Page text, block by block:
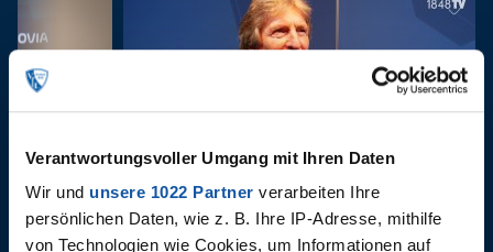
Verantwortungsvoller Umgang mit Ihren Daten
Wir und unsere 1022 Partner verarbeiten Ihre
persönlichen Daten, wie z. B. Ihre IP-Adresse, mithilfe
von Technologien wie Cookies, um Informationen auf
Gegnercheck vor #BOCFCB